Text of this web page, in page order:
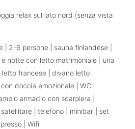
relax sul lato nord (senza vista
| 2-6 persone | sauna finlandese |
notte con letto matrimoniale | una
francese | divano letto
doccia emozionale | WC
armadio con scarpiera |
| telefono | minibar | set
| Wifi